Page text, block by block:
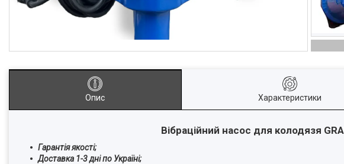
Опис Характеристики
Вібраційний насос для колодязя
Гарантія якості;
Доставка 1-3 дні по Україні;